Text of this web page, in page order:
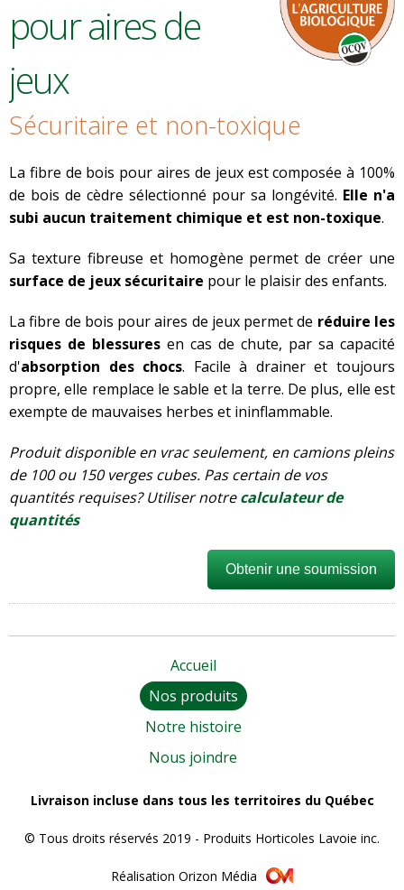
pour aires de
jeux
Sécuritaire et non-toxique
La fibre de bois pour aires de jeux est composée à 100%
de bois de cèdre sélectionné pour sa longévité. Elle n'a
subi aucun traitement chimique et est non-toxique.
Sa texture fibreuse et homogène permet de créer une
surface de jeux sécuritaire pour le plaisir des enfants.
La fibre de bois pour aires de jeux permet de réduire les
risques de blessures en cas de chute, par sa capacité
d'absorption des chocs. Facile à drainer et toujours
propre, elle remplace le sable et la terre. De plus, elle est
exempte de mauvaises herbes et ininflammable.
Produit disponible en vrac seulement, en camions pleins
de 100 ou 150 verges cubes. Pas certain de vos
quantités requises? Utiliser notrecalculateur de
quantités
Obtenir une soumission
Accueil
Nos produits
Notre histoire
Nous joindre
Livraison incluse dans tous les territoires du Québec
© Tous droits réservés 2019 - Produits Horticoles Lavoie inc.
Réalisation Orizon Média